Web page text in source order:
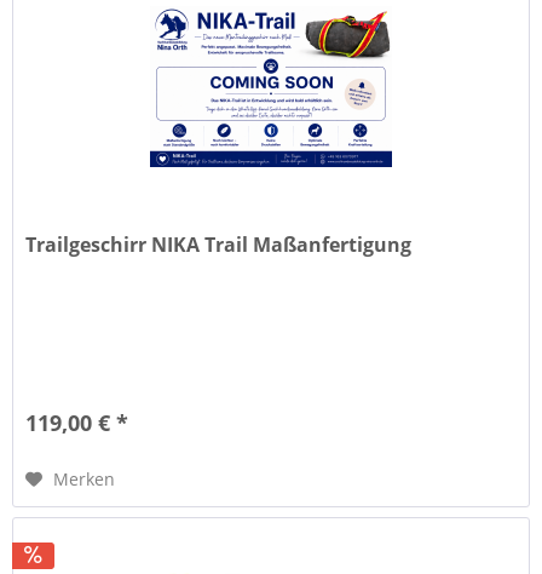
Trailgeschirr NIKA Trail Maßanfertigung
119,00 € *
Merken